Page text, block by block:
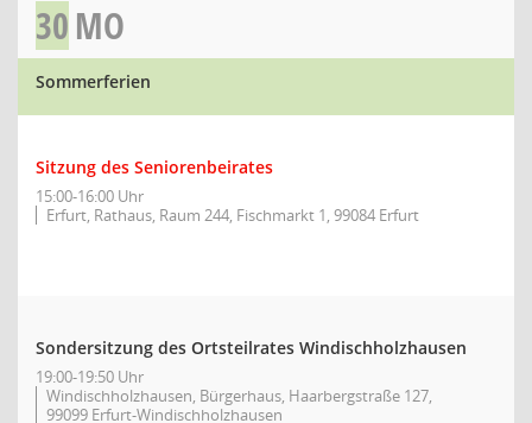
30MO
Sommerferien
Sitzung des Seniorenbeirates
15:00-16:00 Uhr
Erfurt, Rathaus, Raum 244, Fischmarkt 1, 99084 Erfurt
Sondersitzung des Ortsteilrates Windischholzhausen
19:00-19:50 Uhr
Windischholzhausen, Bürgerhaus, Haarbergstraße 127,
99099 Erfurt-Windischholzhausen